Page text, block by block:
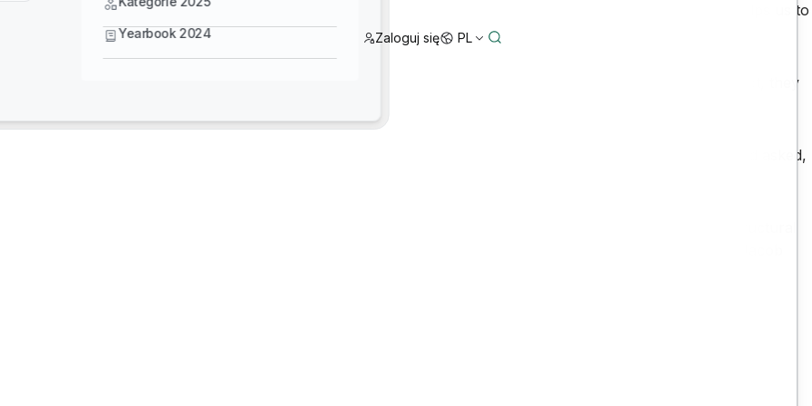
Yearbook 2024 Zaloguj się PL
Jacob stated. “It sends a message to our own team that we are very serious about this business, and it helps us to
portfolio, began to understand customer pain points on a deeper level. Instead of just selling a product, they
project with teams operating in silos, using different products with no collaboration. “We took a look at it and asked,
solutions: OpenRoads for the road design,
be done through a Bentley solution, they started implementing it and now collaborate much better,” Jacob
and smoother, more efficient project delivery.